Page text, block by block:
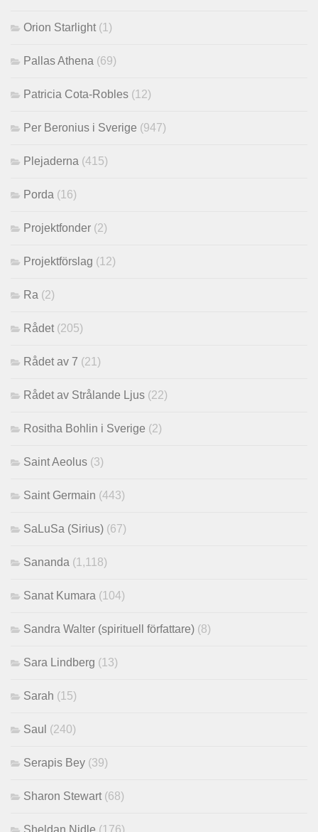
Orion Starlight (1)
Pallas Athena (69)
Patricia Cota-Robles (12)
Per Beronius i Sverige (947)
Plejaderna (415)
Porda (16)
Projektfonder (2)
Projektförslag (12)
Ra (2)
Rådet (205)
Rådet av 7 (21)
Rådet av Strålande Ljus (22)
Rositha Bohlin i Sverige (2)
Saint Aeolus (3)
Saint Germain (443)
SaLuSa (Sirius) (67)
Sananda (1,118)
Sanat Kumara (104)
Sandra Walter (spirituell författare) (8)
Sara Lindberg (13)
Sarah (15)
Saul (240)
Serapis Bey (39)
Sharon Stewart (68)